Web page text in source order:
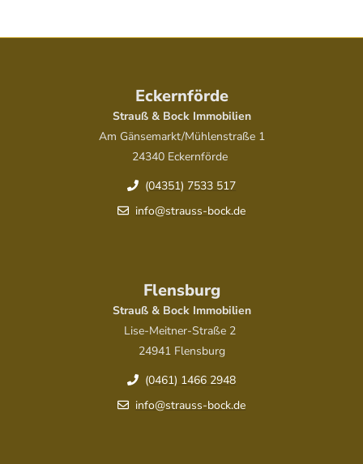
Eckernförde
Strauß & Bock Immobilien
Am Gänsemarkt/Mühlenstraße 1
24340 Eckernförde
(04351) 7533 517
info@strauss-bock.de
Flensburg
Strauß & Bock Immobilien
Lise-Meitner-Straße 2
24941 Flensburg
(0461) 1466 2948
info@strauss-bock.de